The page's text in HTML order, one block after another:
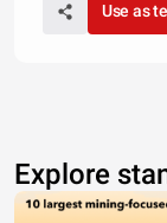
Use as
Explore